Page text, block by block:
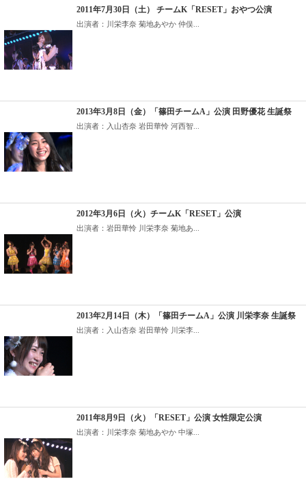
2011年7月30日（土） チームK「RESET」おやつ公演
出演者：川栄李奈 菊地あやか 仲俣...
2013年3月8日（金）「篠田チームA」公演 田野優花 生誕祭
出演者：入山杏奈 岩田華怜 河西智...
2012年3月6日（火）チームK「RESET」公演
出演者：岩田華怜 川栄李奈 菊地あ...
2013年2月14日（木）「篠田チームA」公演 川栄李奈 生誕祭
出演者：入山杏奈 岩田華怜 川栄李...
2011年8月9日（火）「RESET」公演 女性限定公演
出演者：川栄李奈 菊地あやか 中塚...